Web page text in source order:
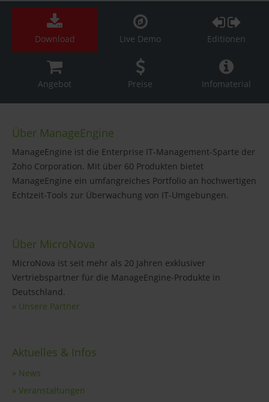
Download Live Demo Editionen
Angebot Preise Infomaterial
Über ManageEngine
ManageEngine ist die Enterprise IT-Management-Sparte der
Zoho Corporation. Mit über 60 Produkten bietet
ManageEngine ein umfangreiches Portfolio an hochwertigen
Echtzeit-Tools zur Überwachung von IT-Umgebungen.
Über MicroNova
MicroNova ist seit mehr als 20 Jahren exklusiver
Vertriebspartner für die ManageEngine-Produkte in
Deutschland.
» Unsere Partner
Aktuelles & Infos
» News
» Veranstaltungen